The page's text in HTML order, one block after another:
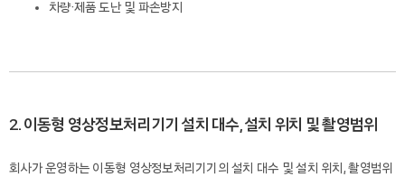
차량·제품 도난 및 파손방지
2. 이동형 영상정보처리기기 설치 대수, 설치 위치 및 촬영범위
회사가 운영하는 이동형 영상정보처리기기의 설치 대수 및 설치 위치, 촬영범위